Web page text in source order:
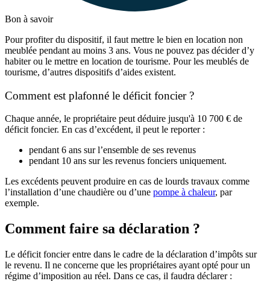
Bon à savoir
Pour profiter du dispositif, il faut mettre le bien en location non
meublée pendant au moins 3 ans. Vous ne pouvez pas décider d’y
habiter ou le mettre en location de tourisme. Pour les meublés de
tourisme, d’autres dispositifs d’aides existent.
Comment est plafonné le déficit foncier ?
Chaque année, le propriétaire peut déduire jusqu'à 10 700 € de
déficit foncier. En cas d’excédent, il peut le reporter :
pendant 6 ans sur l’ensemble de ses revenus
pendant 10 ans sur les revenus fonciers uniquement.
Les excédents peuvent produire en cas de lourds travaux comme
l’installation d’une chaudière ou d’une pompe à chaleur, par
exemple.
Comment faire sa déclaration ?
Le déficit foncier entre dans le cadre de la déclaration d’impôts sur
le revenu. Il ne concerne que les propriétaires ayant opté pour un
régime d’imposition au réel. Dans ce cas, il faudra déclarer :